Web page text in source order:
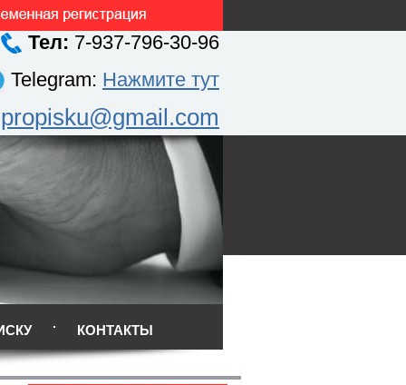
Тел: 7-937-796-30-96
Telegram: Нажмите тут
КОНТАКТЫ